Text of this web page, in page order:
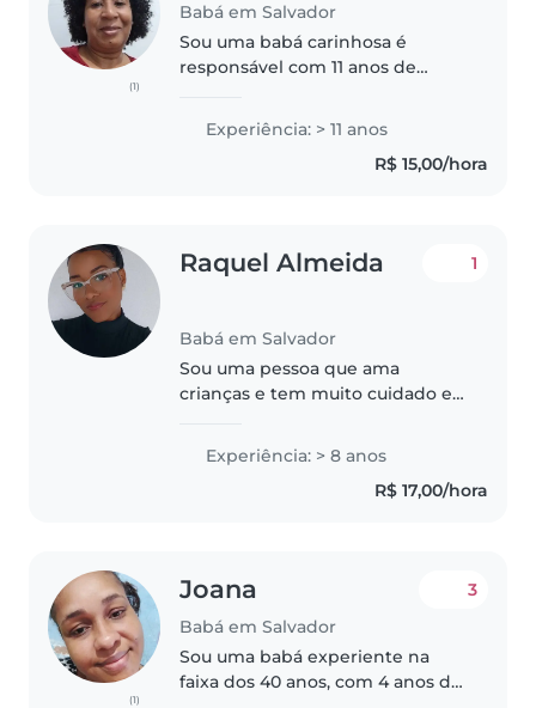
(1)
Babá em Salvador
Sou uma babá carinhosa é
responsável com 11 anos de
crianças em idade escolar. Sou
paciente,cuidadosa e gosto de
muito de músicas e leituras,
Experiência: > 11 anos
R$ 15,00/hora
Raquel Almeida
Babá em Salvador
1
Sou uma pessoa que ama
crianças e tem muito cuidado e
atenciosa, paciente, carinhosa e
responsável, sempre buscando
oferecer um ambiente seguro,
Experiência: > 8 anos
R$ 17,00/hora
(1)
Joana
Babá em Salvador
3
Sou uma babá experiente na
faixa dos 40 anos, com 4 anos de